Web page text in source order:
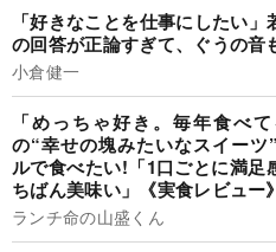
「好きなことを仕事にしたい
の回答が正論すぎて、ぐうの音
小倉健一
「めっちゃ好き。毎年食べ
の“幸せの塊みたいなスイー
ルで食べたい!「1口ごとに満足
ちばん美味い」《実食レビュー》
ランチ命の山盛くん